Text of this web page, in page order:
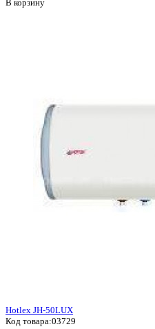
В корзину
Hotlex JH-50LUX
Код товара:03729